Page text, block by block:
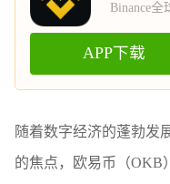
Binance
APP下载
随着数字经济的蓬勃发
的焦点，欧易币（OKB